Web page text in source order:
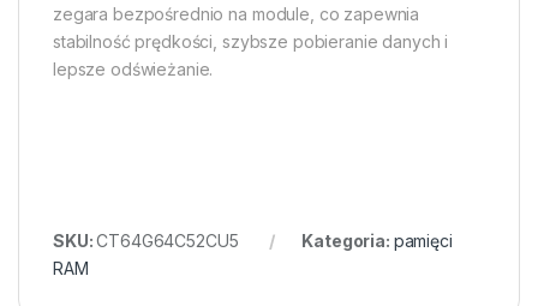
zegara bezpośrednio na module, co zapewnia
stabilność prędkości, szybsze pobieranie danych i
lepsze odświeżanie.
SKU:CT64G64C52CU5 Kategoria: pamięci
RAM